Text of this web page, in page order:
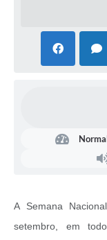
A Semana
setembro, em